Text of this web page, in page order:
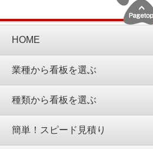
HOME
業種から看板を選ぶ
種類から看板を選ぶ
簡単！スピード見積り